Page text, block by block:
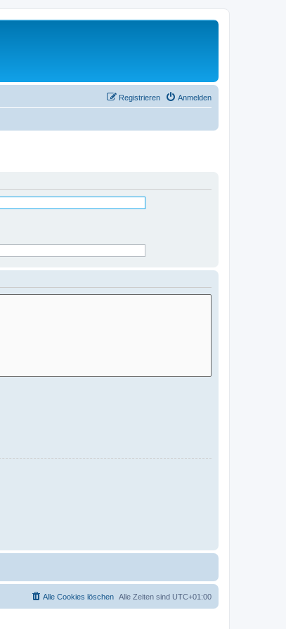
Anmelden
Registrieren
Alle Zeiten sind UTC+01:00
Alle Cookies löschen